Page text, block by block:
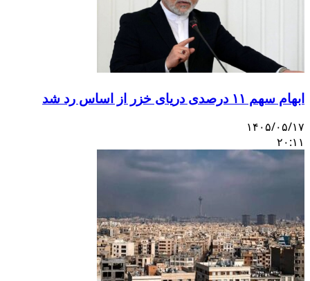
ابهام سهم ۱۱ درصدی دریای خزر از اساس رد شد
۱۴۰۵/۰۵/۱۷
۲۰:۱۱